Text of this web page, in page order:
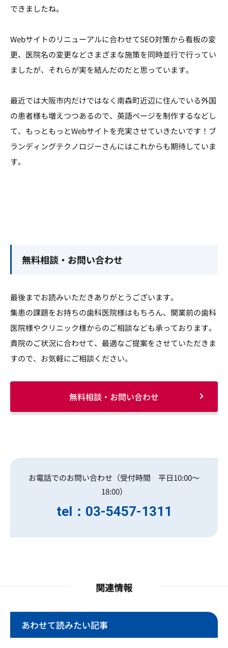
できましたね。
Webサイトのリニューアルに合わせてSEO対策から看板の変
更、医院名の変更などさまざまな施策を同時並行で行ってい
ましたが、それらが実を結んだのだと思っています。
最近では大阪市内だけではなく南森町近辺に住んでいる外国
の患者様も増えつつあるので、英語ページを制作するなどし
て、もっともっとWebサイトを充実させていきたいです！ブ
ランディングテクノロジーさんにはこれからも期待していま
す。
無料相談・お問い合わせ
最後までお読みいただきありがとうございます。
集患の課題をお持ちの歯科医院様はもちろん、開業前の歯科
医院様やクリニック様からのご相談なども承っております。
貴院のご状況に合わせて、最適なご提案をさせていただきま
すので、お気軽にご相談ください。
無料相談・お問い合わせ
お電話でのお問い合わせ（受付時間 平日10:00～
18:00）
tel：03-5457-1311
関連情報
あわせて読みたい記事